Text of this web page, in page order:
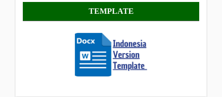
Template TEMPLATE